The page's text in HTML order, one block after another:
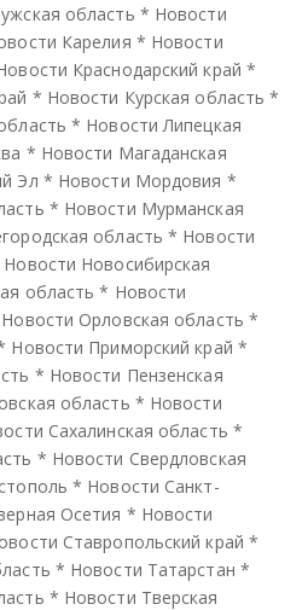
область * Новости
Карелия * Новости
Краснодарский край *
* Новости Курская область *
* Новости Липецкая
* Новости Магаданская
Эл * Новости Мордовия *
* Новости Мурманская
область * Новости
Новости Новосибирская
область * Новости
Новости Орловская область *
Новости Приморский край *
* Новости Пензенская
область * Новости
Сахалинская область *
* Новости Свердловская
* Новости Санкт-
Осетия * Новости
Ставропольский край *
* Новости Татарстан *
* Новости Тверская